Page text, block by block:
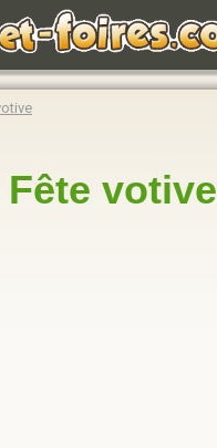
Fête votive